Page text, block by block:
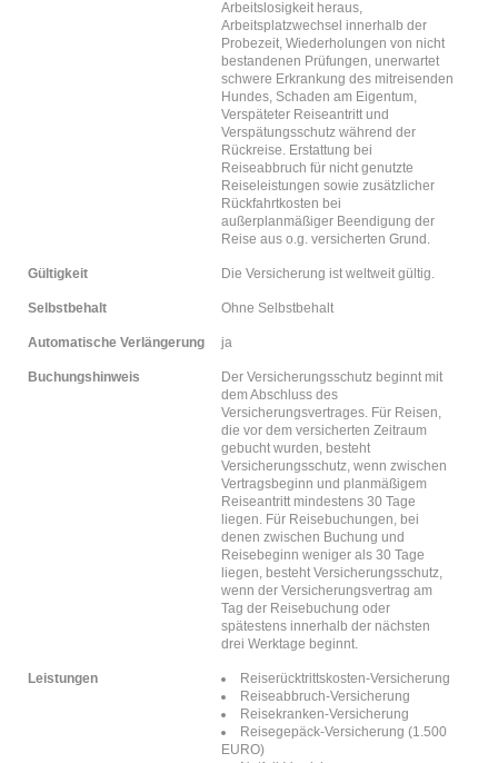
Arbeitslosigkeit heraus,
Arbeitsplatzwechsel innerhalb der
Probezeit, Wiederholungen von nicht
bestandenen Prüfungen, unerwartet
schwere Erkrankung des mitreisenden
Hundes, Schaden am Eigentum,
Verspäteter Reiseantritt und
Verspätungsschutz während der
Rückreise. Erstattung bei
Reiseabbruch für nicht genutzte
Reiseleistungen sowie zusätzlicher
Rückfahrtkosten bei
außerplanmäßiger Beendigung der
Reise aus o.g. versicherten Grund.
Gültigkeit Die Versicherung ist weltweit gültig.
Selbstbehalt Ohne Selbstbehalt
Automatische Verlängerung ja
Buchungshinweis
Der Versicherungsschutz beginnt mit
dem Abschluss des
Versicherungsvertrages. Für Reisen,
die vor dem versicherten Zeitraum
gebucht wurden, besteht
Versicherungsschutz, wenn zwischen
Vertragsbeginn und planmäßigem
Reiseantritt mindestens 30 Tage
liegen. Für Reisebuchungen, bei
denen zwischen Buchung und
Reisebeginn weniger als 30 Tage
liegen, besteht Versicherungsschutz,
wenn der Versicherungsvertrag am
Tag der Reisebuchung oder
spätestens innerhalb der nächsten
drei Werktage beginnt.
Leistungen
Reiserücktrittskosten-Versicherung
Reiseabbruch-Versicherung
Reisekranken-Versicherung
Reisegepäck-Versicherung (1.500
EURO)